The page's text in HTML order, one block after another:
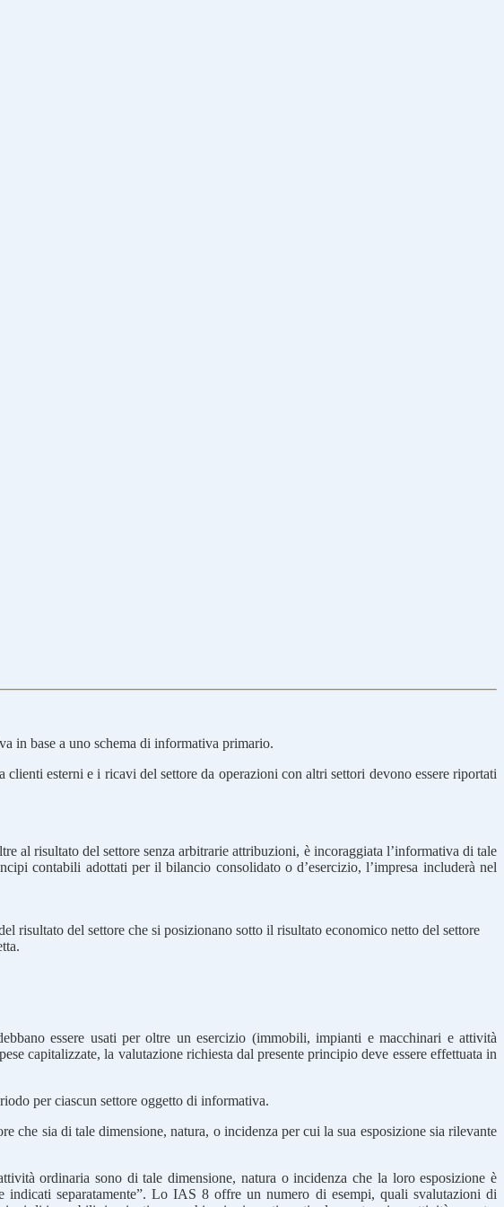
in base a uno schema di informativa primario.
esterni e i ricavi del settore da operazioni con altri settori devono essere riportati
al risultato del settore senza arbitrarie attribuzioni, è incoraggiata l’informativa di tale
contabili adottati per il bilancio consolidato o d’esercizio, l’impresa includerà nel
risultato del settore che si posizionano sotto il risultato economico netto del settore
essere usati per oltre un esercizio (immobili, impianti e macchinari e attività
capitalizzate, la valutazione richiesta dal presente principio deve essere effettuata in
per ciascun settore oggetto di informativa.
che sia di tale dimensione, natura, o incidenza per cui la sua esposizione sia rilevante
ordinaria sono di tale dimensione, natura o incidenza che la loro esposizione è
indicati separatamente”. Lo IAS 8 offre un numero di esempi, quali svalutazioni di